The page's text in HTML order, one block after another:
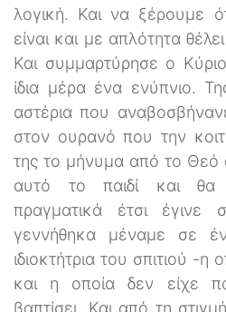
λογική. Και να ξέρουμε
είναι και με απλότητα
Και συμμαρτύρησε ο
ίδια μέρα ένα ενύπνιο.
αστέρια που
στον ουρανό που την
της το μήνυμα από το Θεό
αυτό το παιδί και θα
πραγματικά έτσι
γεννήθηκα μέναμε σε
ιδιοκτήτρια του σπιτιού -
και η οποία δεν είχε
βαπτίσει. Και από τη